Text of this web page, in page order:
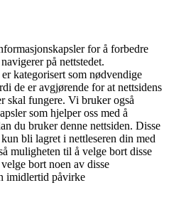
for å forbedre
på nettstedet.
kategorisert som nødvendige
de er avgjørende for at nettsidens
skal fungere. Vi bruker også
som hjelper oss med å
du bruker denne nettsiden. Disse
bli lagret i nettleseren din med
muligheten til å velge bort disse
bort noen av disse
imidlertid påvirke